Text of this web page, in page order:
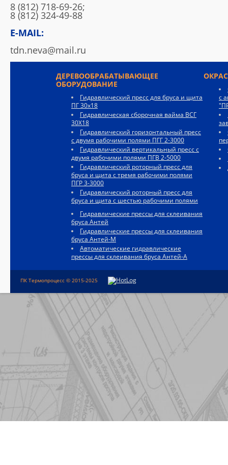
8 (812) 718-69-26;
8 (812) 324-49-88
E-MAIL:
tdn.neva@mail.ru
с
ДЕРЕВООБРАБАТЫВАЮЩЕЕ
ОБОРУДОВАНИЕ
Гидравлический пресс для бруса и щита
ПГ 30х18
Гидравлическая сборочная вайма ВСГ
30Х18
Гидравлический горизонтальный пресс
с двумя рабочими полями ПГГ 2-3000
Гидравлический вертикальный пресс с
двумя рабочими полями ПГВ 2-5000
Гидравлический роторный пресс для
бруса и щита с тремя рабочими полями
ПГР 3-3000
Гидравлический роторный пресс для
бруса и щита с шестью рабочими полями
Гидравлические прессы для склеивания
бруса Антей
Гидравлические прессы для склеивания
бруса Антей-М
Автоматические гидравлические
прессы для склеивания бруса Антей-А
ПК Термопроцесс © 2015-2025